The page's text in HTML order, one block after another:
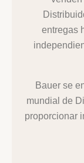
entregas
Bauer se
mundial de
proporcionar